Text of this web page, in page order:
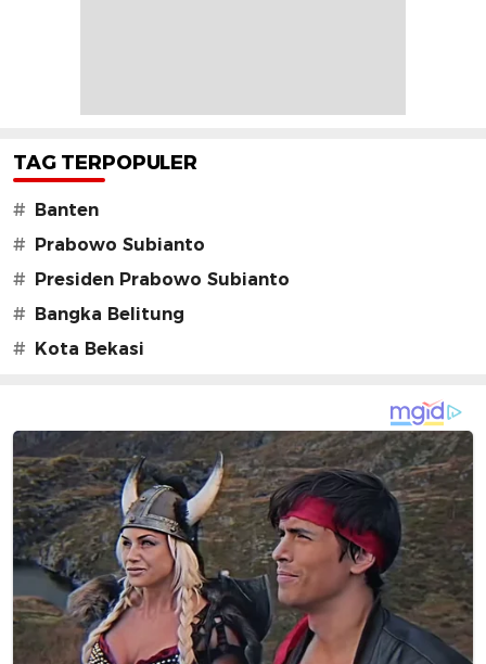
TAG TERPOPULER
# Banten
# Prabowo Subianto
# Presiden Prabowo Subianto
# Bangka Belitung
# Kota Bekasi